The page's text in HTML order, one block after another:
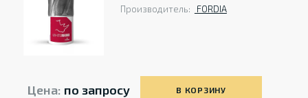
Производитель:
FORDIA
Цена: по запросу В КОРЗИНУ